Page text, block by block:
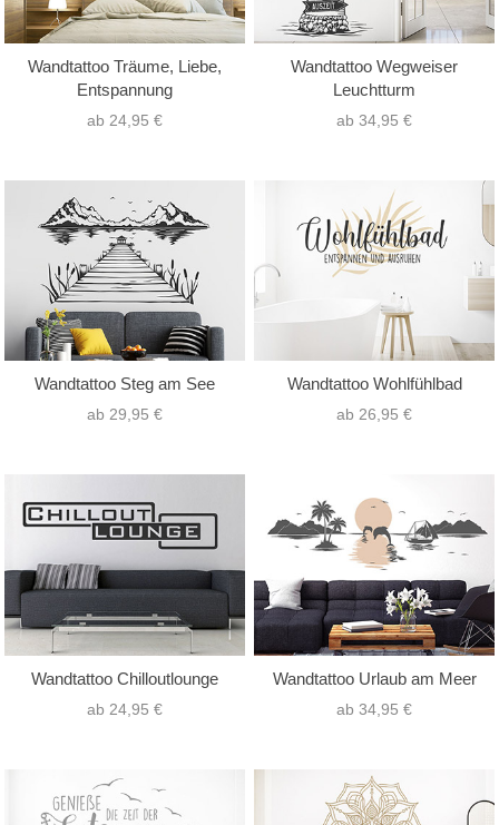
Wandtattoo Träume, Liebe,
Entspannung
ab 24,95 €
Wandtattoo Wegweiser
Leuchtturm
ab 34,95 €
Wandtattoo Steg am See
ab 29,95 €
Wandtattoo Wohlfühlbad
ab 26,95 €
Wandtattoo Chilloutlounge
ab 24,95 €
Wandtattoo Urlaub am Meer
ab 34,95 €